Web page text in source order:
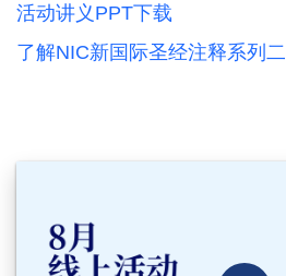
活动讲义PPT下载
了解NIC新国际圣经注释系列二